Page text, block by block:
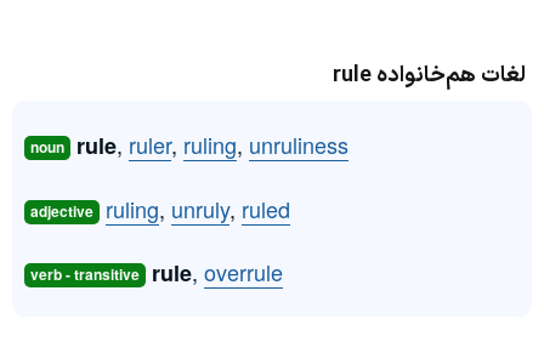
لغات هم‌خانواده rule
noun rule, ruler, ruling, unruliness
adjective ruling, unruly, ruled
verb - transitive rule, overrule